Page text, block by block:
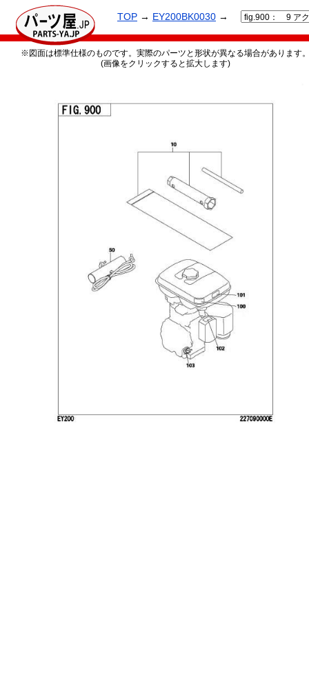
TOP → EY200BK0030 →
※図面は標準仕様のものです。実際のパーツと形状が異なる場合があります
(画像をクリックすると拡大します)